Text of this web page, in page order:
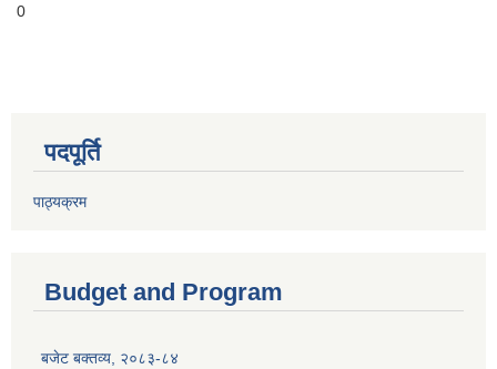
0
पदपूर्ति
पाठ्यक्रम
Budget and Program
बजेट बक्तव्य, २०८३-८४